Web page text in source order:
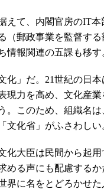
えて、内閣官房のIT
（郵政事業を監督す
情報関連の五課も移す
」だ。21世紀の日
現力を高め、文化産
。このため、組織名
文化省」がふさわしい
大臣は民間から起
める声にも配慮する
界に名をとどろかせ